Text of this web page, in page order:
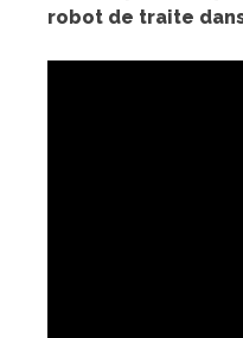
robot de traite